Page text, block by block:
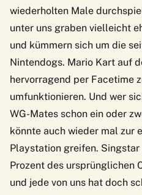
wiederholten Male
unter uns graben vielleicht
und kümmern sich um die
Nintendogs. Mario Kart auf
hervorragend per Facetime
umfunktionieren. Und wer
WG-Mates schon ein oder
könnte auch wieder mal zur
Playstation greifen.
Prozent des ursprünglichen
und jede von uns hat doch